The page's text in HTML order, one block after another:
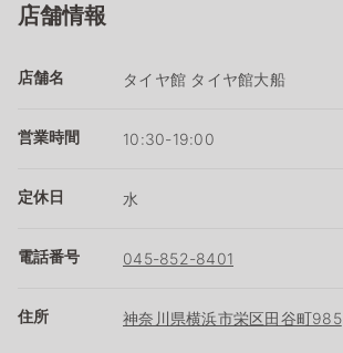
店舗情報
店舗名 タイヤ館 タイヤ館大船
営業時間 10:30-19:00
定休日 水
電話番号 045-852-8401
住所 神奈川県横浜市栄区田谷町985